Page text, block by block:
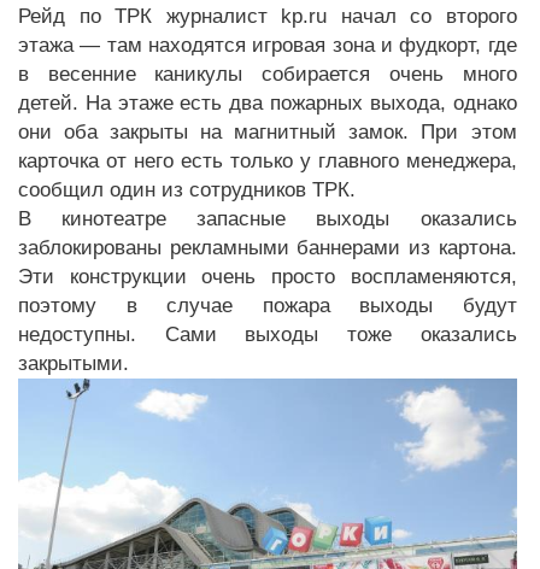
Рейд по ТРК журналист kp.ru начал со второго
этажа — там находятся игровая зона и фудкорт, где
в весенние каникулы собирается очень много
детей. На этаже есть два пожарных выхода, однако
они оба закрыты на магнитный замок. При этом
карточка от него есть только у главного менеджера,
сообщил один из сотрудников ТРК.
В кинотеатре запасные выходы оказались
заблокированы рекламными баннерами из картона.
Эти конструкции очень просто воспламеняются,
поэтому в случае пожара выходы будут
недоступны. Сами выходы тоже оказались
закрытыми.